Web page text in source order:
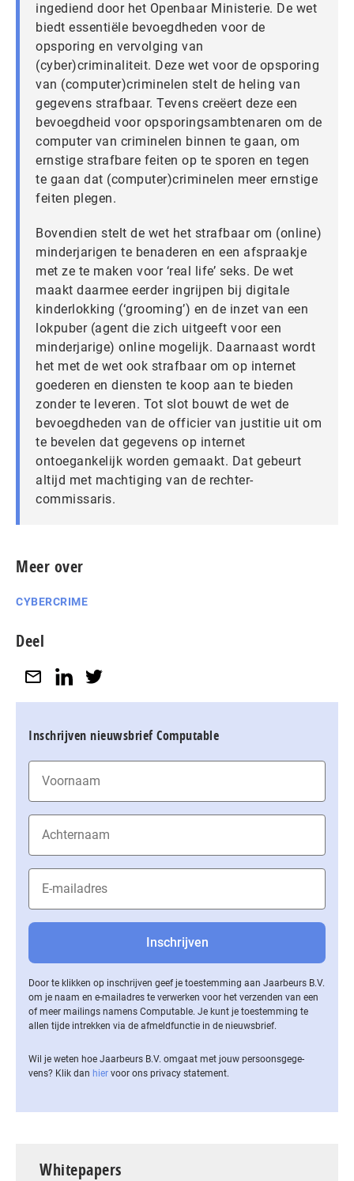
ingediend door het Openbaar Ministerie. De wet
biedt essentiële bevoegdheden voor de
opsporing en vervolging van
(cyber)criminaliteit. Deze wet voor de opsporing
van (computer)criminelen stelt de heling van
gegevens strafbaar. Tevens creëert deze een
bevoegdheid voor opsporingsambtenaren om de
computer van criminelen binnen te gaan, om
ernstige strafbare feiten op te sporen en tegen
te gaan dat (computer)criminelen meer ernstige
feiten plegen.
Bovendien stelt de wet het strafbaar om (online)
minderjarigen te benaderen en een afspraakje
met ze te maken voor ‘real life’ seks. De wet
maakt daarmee eerder ingrijpen bij digitale
kinderlokking (‘grooming’) en de inzet van een
lokpuber (agent die zich uitgeeft voor een
minderjarige) online mogelijk. Daarnaast wordt
het met de wet ook strafbaar om op internet
goederen en diensten te koop aan te bieden
zonder te leveren. Tot slot bouwt de wet de
bevoegdheden van de officier van justitie uit om
te bevelen dat gegevens op internet
ontoegankelijk worden gemaakt. Dat gebeurt
altijd met machtiging van de rechter-
commissaris.
Meer over
CYBERCRIME
Deel
Inschrijven nieuwsbrief Computable
Door te klikken op inschrijven geef je toestemming aan Jaarbeurs B.V.
om je naam en e-mailadres te verwerken voor het verzenden van een
of meer mailings namens Computable. Je kunt je toestemming te
allen tijde intrekken via de af­meld­func­tie in de nieuwsbrief.
Wil je weten hoe Jaarbeurs B.V. omgaat met jouw per­soons­ge­ge­
vens? Klik dan hier voor ons privacy statement.
Whitepapers